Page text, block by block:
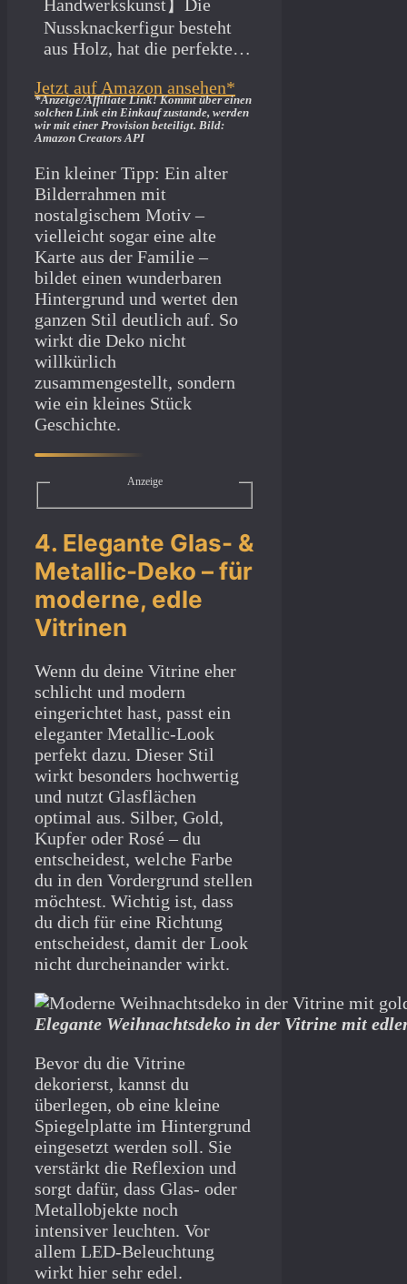
Handwerkskunst】Die
Nussknackerfigur besteht
aus Holz, hat die perfekte…
Jetzt auf Amazon ansehen*
*Anzeige/Affiliate Link! Kommt über einen
solchen Link ein Einkauf zustande, werden
wir mit­ einer Provision beteiligt. Bild:
Amazon Creators API
Ein kleiner Tipp: Ein alter
Bilderrahmen mit
nostalgischem Motiv –
vielleicht sogar eine alte
Karte aus der Familie –
bildet einen wunderbaren
Hintergrund und wertet den
ganzen Stil deutlich auf. So
wirkt die Deko nicht
willkürlich
zusammengestellt, sondern
wie ein kleines Stück
Geschichte.
Anzeige
4. Elegante Glas- &
Metallic-Deko – für
moderne, edle
Vitrinen
Wenn du deine Vitrine eher
schlicht und modern
eingerichtet hast, passt ein
eleganter Metallic-Look
perfekt dazu. Dieser Stil
wirkt besonders hochwertig
und nutzt Glasflächen
optimal aus. Silber, Gold,
Kupfer oder Rosé – du
entscheidest, welche Farbe
du in den Vordergrund stellen
möchtest. Wichtig ist, dass
du dich für eine Richtung
entscheidest, damit der Look
nicht durcheinander wirkt.
Elegante Weihnachtsdeko in der Vitrine mit
Bevor du die Vitrine
dekorierst, kannst du
überlegen, ob eine kleine
Spiegelplatte im Hintergrund
eingesetzt werden soll. Sie
verstärkt die Reflexion und
sorgt dafür, dass Glas- oder
Metallobjekte noch
intensiver leuchten. Vor
allem LED-Beleuchtung
wirkt hier sehr edel.